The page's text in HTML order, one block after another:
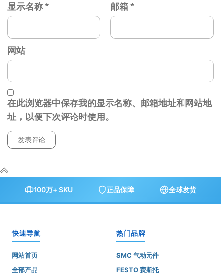
显示名称* 邮箱*
网站
在此浏览器中保存我的显示名称、邮箱地址和网站地
址，以便下次评论时使用。
100万+ SKU 正品保障 全球发货
快速导航
网站首页
全部产品
热门品牌
SMC 气动元件
FESTO 费斯托